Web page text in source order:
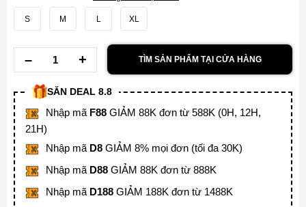
SĂN DEAL 8.8
Nhập mã F88 GIẢM 88K đơn từ 588K (0H, 12H,
21H)
Nhập mã D8 GIẢM 8% mọi đơn (tối đa 30K)
Nhập mã D88 GIẢM 88K đơn từ 888K
Nhập mã D188 GIẢM 188K đơn từ 1488K
S M L XL
TÌM SẢN PHẨM TẠI CỬA HÀNG